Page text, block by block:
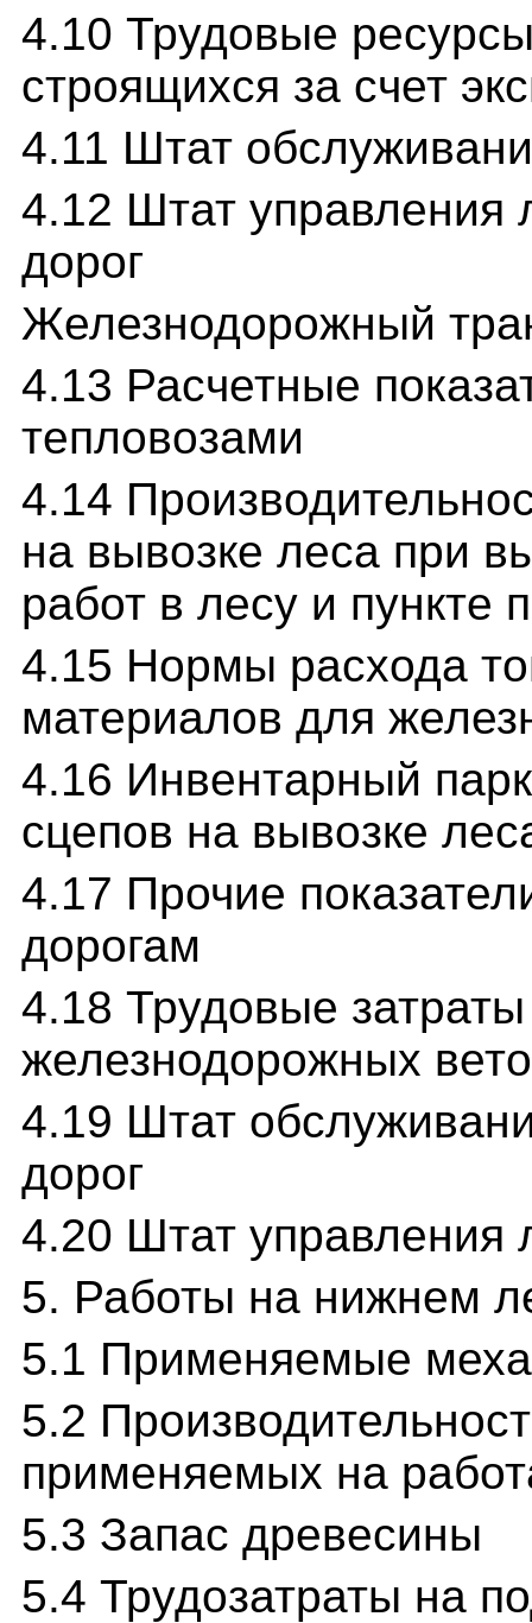
4.10 Трудовые
строящихся за счет
4.11 Штат
4.12 Штат управления
дорог
Железнодорожный
4.13 Расчетные
тепловозами
4.14
на вывозке леса при
работ в лесу и пункте
4.15 Нормы расхода
материалов для
4.16 Инвентарный
сцепов на вывозке
4.17 Прочие
дорогам
4.18 Трудовые
железнодорожных
4.19 Штат
дорог
4.20 Штат управления
5. Работы на нижнем
5.1 Применяемые
5.2
применяемых на
5.3 Запас древесины
5.4 Трудозатраты на